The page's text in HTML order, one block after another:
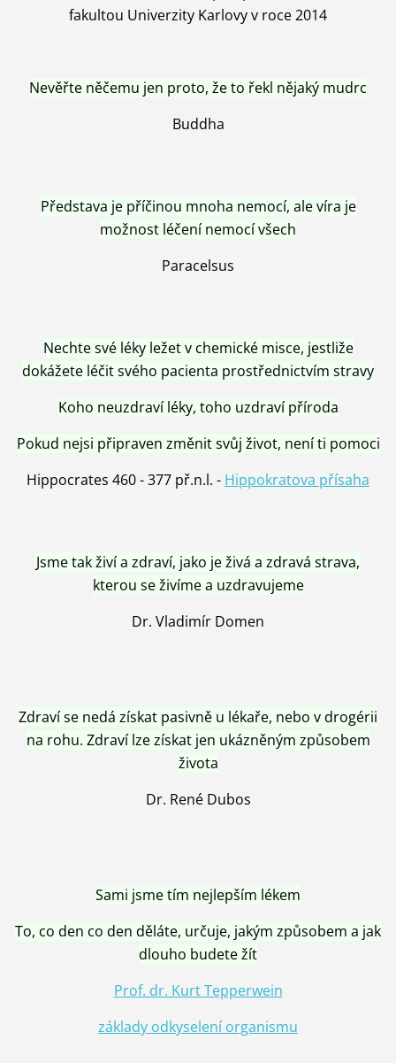
fakultou Univerzity Karlovy v roce 2014
Nevěřte něčemu jen proto, že to řekl nějaký mudrc
Buddha
Představa je příčinou mnoha nemocí, ale víra je
možnost léčení nemocí všech
Paracelsus
Nechte své léky ležet v chemické misce, jestliže
dokážete léčit svého pacienta prostřednictvím stravy
Koho neuzdraví léky, toho uzdraví příroda
Pokud nejsi připraven změnit svůj život, není ti pomoci
Hippocrates 460 - 377 př.n.l. - Hippokratova přísaha
Jsme tak živí a zdraví, jako je živá a zdravá strava,
kterou se živíme a uzdravujeme
Dr. Vladimír Domen
Zdraví se nedá získat pasivně u lékaře, nebo v drogérii
na rohu. Zdraví lze získat jen ukázněným způsobem
života
Dr. René Dubos
Sami jsme tím nejlepším lékem
To, co den co den děláte, určuje, jakým způsobem a jak
dlouho budete žít
Prof. dr. Kurt Tepperwein
základy odkyselení organismu